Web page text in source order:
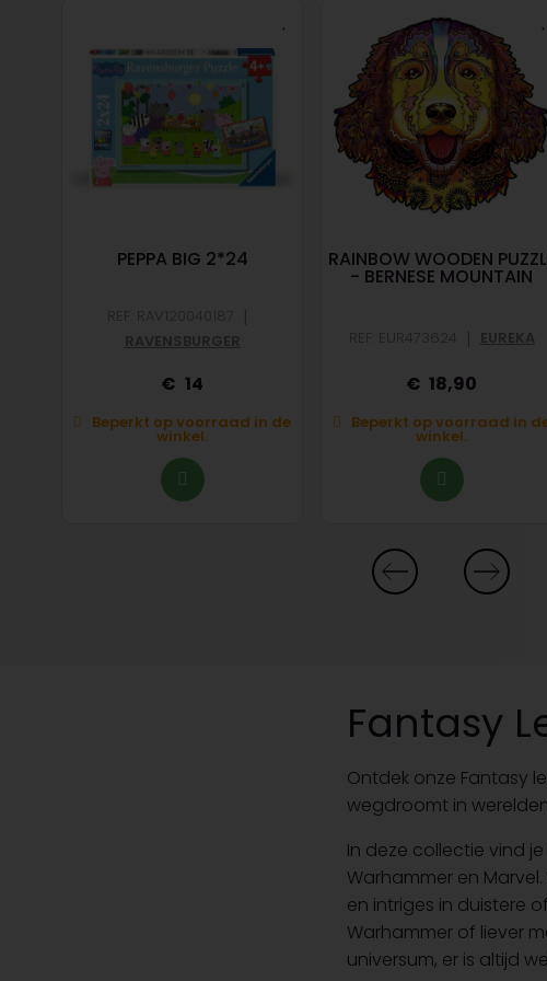
PEPPA BIG 2*24
REF: RAV120040187 |
RAVENSBURGER
14
Beperkt op voorraad in de
winkel.
RAINBOW WOODEN
- BERNESE MOUNTAIN
REF: EUR473624 | EUREKA
18,90
Beperkt op voorraad in
winkel.
Fantasy
Ontdek onze Fantasy
wegdroomt in
In deze collectie vind
Warhammer en
en intriges in duistere
Warhammer of liever
universum, er is altijd